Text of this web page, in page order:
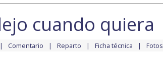
cuando quiera
Comentario Reparto Ficha técnica Fotos